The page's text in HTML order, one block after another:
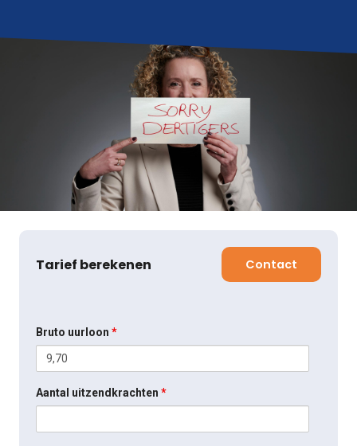
Tarief berekenen Contact
Bruto uurloon*
Aantal uitzendkrachten*